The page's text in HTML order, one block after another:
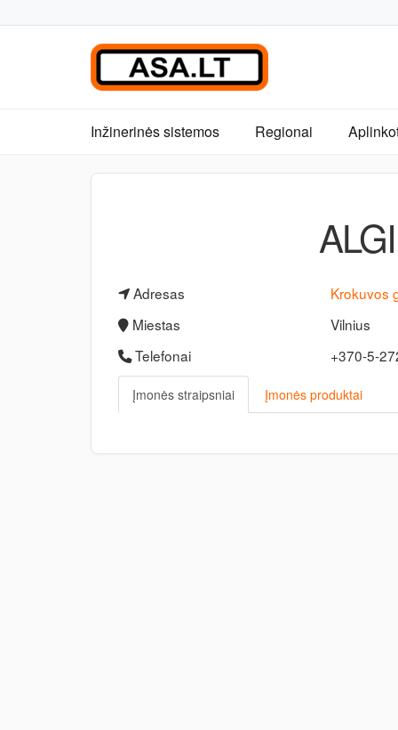
Inžinerinės sistemos Regionai
Adresas
Krokuvos
Miestas
Vilnius
Telefonai
+370-5-
Įmonės straipsniai Įmonės produktai